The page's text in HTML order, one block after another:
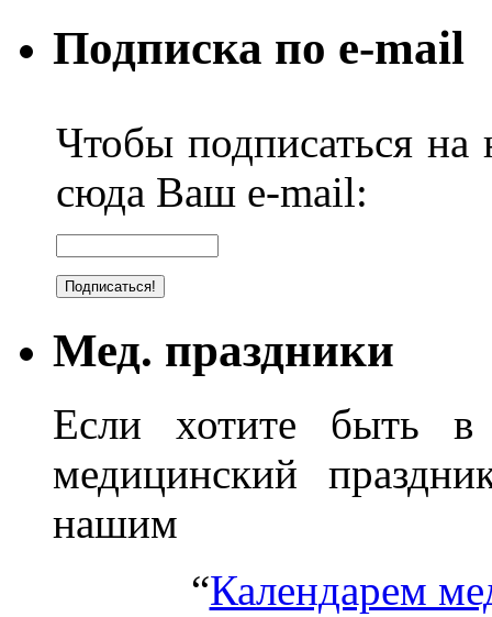
Подписка по e-mail
Чтобы подписаться на
сюда Ваш e-mail:
Мед. праздники
Если хотите быть в
медицинский
нашим
“Календарем